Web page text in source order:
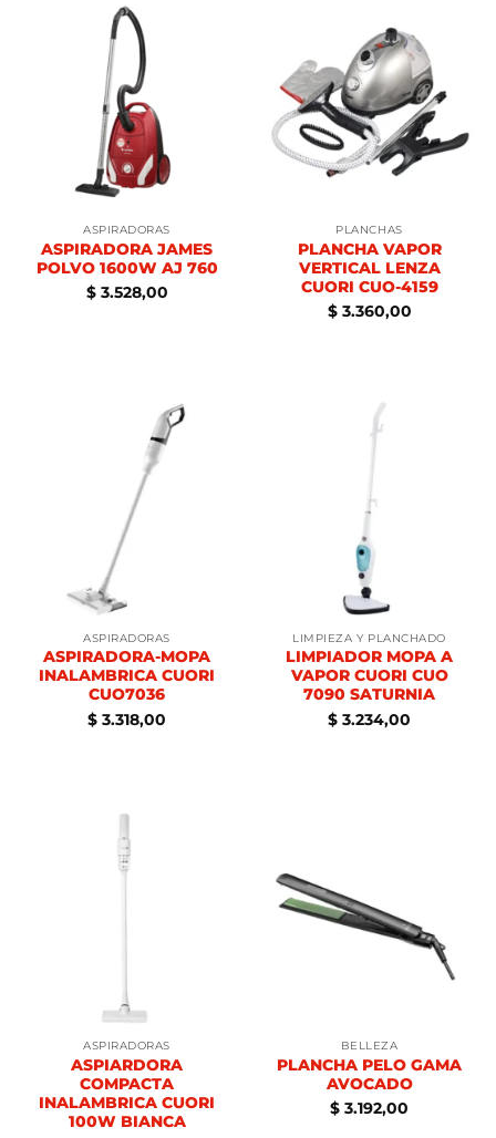
ASPIRADORAS
ASPIRADORA JAMES
POLVO 1600W AJ 760
$3.528,00
PLANCHAS
PLANCHA VAPOR
VERTICAL LENZA
CUORI CUO-4159
$3.360,00
ASPIRADORAS
ASPIRADORA-MOPA
INALAMBRICA CUORI
CUO7036
$ 3.318,00
LIMPIEZA Y PLANCHADO
LIMPIADOR MOPA A
VAPOR CUORI CUO
7090 SATURNIA
$ 3.234,00
ASPIRADORAS
ASPIARDORA
COMPACTA
INALAMBRICA CUORI
100W BIANCA
BELLEZA
PLANCHA PELO GAMA
AVOCADO
$ 3.192,00